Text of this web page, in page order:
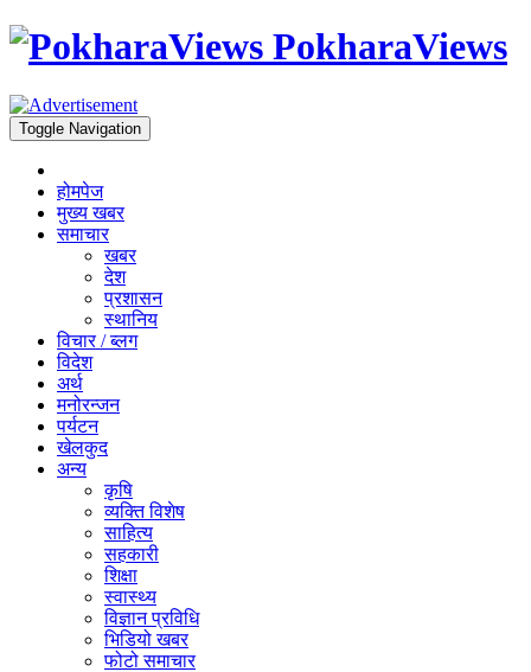
PokharaViews
Toggle Navigation
होमपेज
मुख्य खबर
समाचार
खबर
देश
प्रशासन
स्थानिय
विचार / ब्लग
विदेश
अर्थ
मनोरन्जन
पर्यटन
खेलकुद
अन्य
कृषि
व्यक्ति विशेष
साहित्य
सहकारी
शिक्षा
स्वास्थ्य
विज्ञान प्रविधि
भिडियो खबर
फोटो समाचार